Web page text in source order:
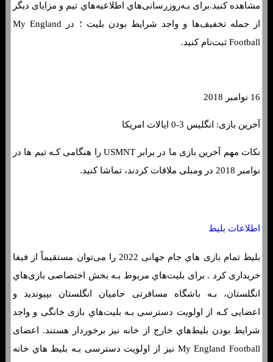
مشاهده کنید.برای بـه‌روزرسانی‌هاي‌ اطلاعیه‌هاي‌ تیم و مزایای دیگر
از جمله تخفیف‌ها و واجد شرایط بودن بلیت ؛ در My England
Football ثبت‌نام کنید.
16 نوامبر 2018
آخرین بازی: انگلیس 3-0 ایالات امریکا
نکات مهم آخرین بازی ما در برابر USMNT را هنگامی کـه تیم ها در
نوامبر 2018 در ومبلی ملاقات کردند، تماشا کنید.
اطلاعات بلیط
بلیط تمام بازی هاي‌ جام جهانی 2022 را می‌توان مستقیماً از فیفا
خریداری کرد . برای بلیت‌هاي‌ مربوط بـه بخش اختصاصی بازی‌هاي‌
انگلستان، بـه باشگاه مسافرتی حامیان انگلستان بپیوندید و
اعضایی کـه از اولویت دسترسی بـه بلیت‌هاي‌ بازی خانگی و واجد
شرایط بودن بلیط‌هاي‌ خارج از خانه نیز برخوردار هستند. اعضای
My England Football نیز از اولویت دسترسی بـه بلیط هاي‌ خانه